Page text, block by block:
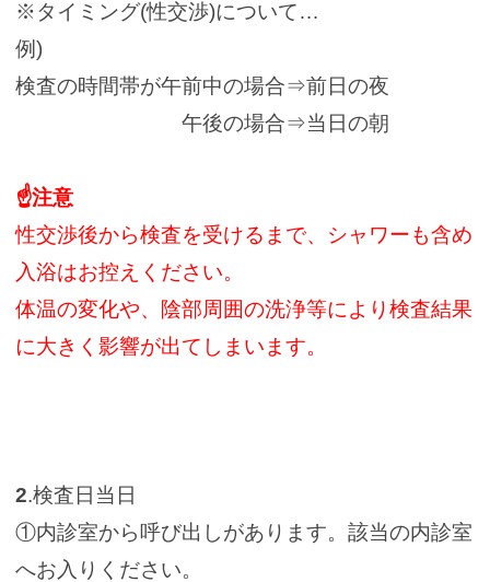
※タイミング(性交渉)について…
例)
検査の時間帯が午前中の場合⇒前日の夜
午後の場合⇒当日の朝
☝注意
性交渉後から検査を受けるまで、シャワーも含め
入浴はお控えください。
体温の変化や、陰部周囲の洗浄等により検査結果
に大きく影響が出てしまいます。
2.検査日当日
①内診室から呼び出しがあります。該当の内診室
へお入りください。